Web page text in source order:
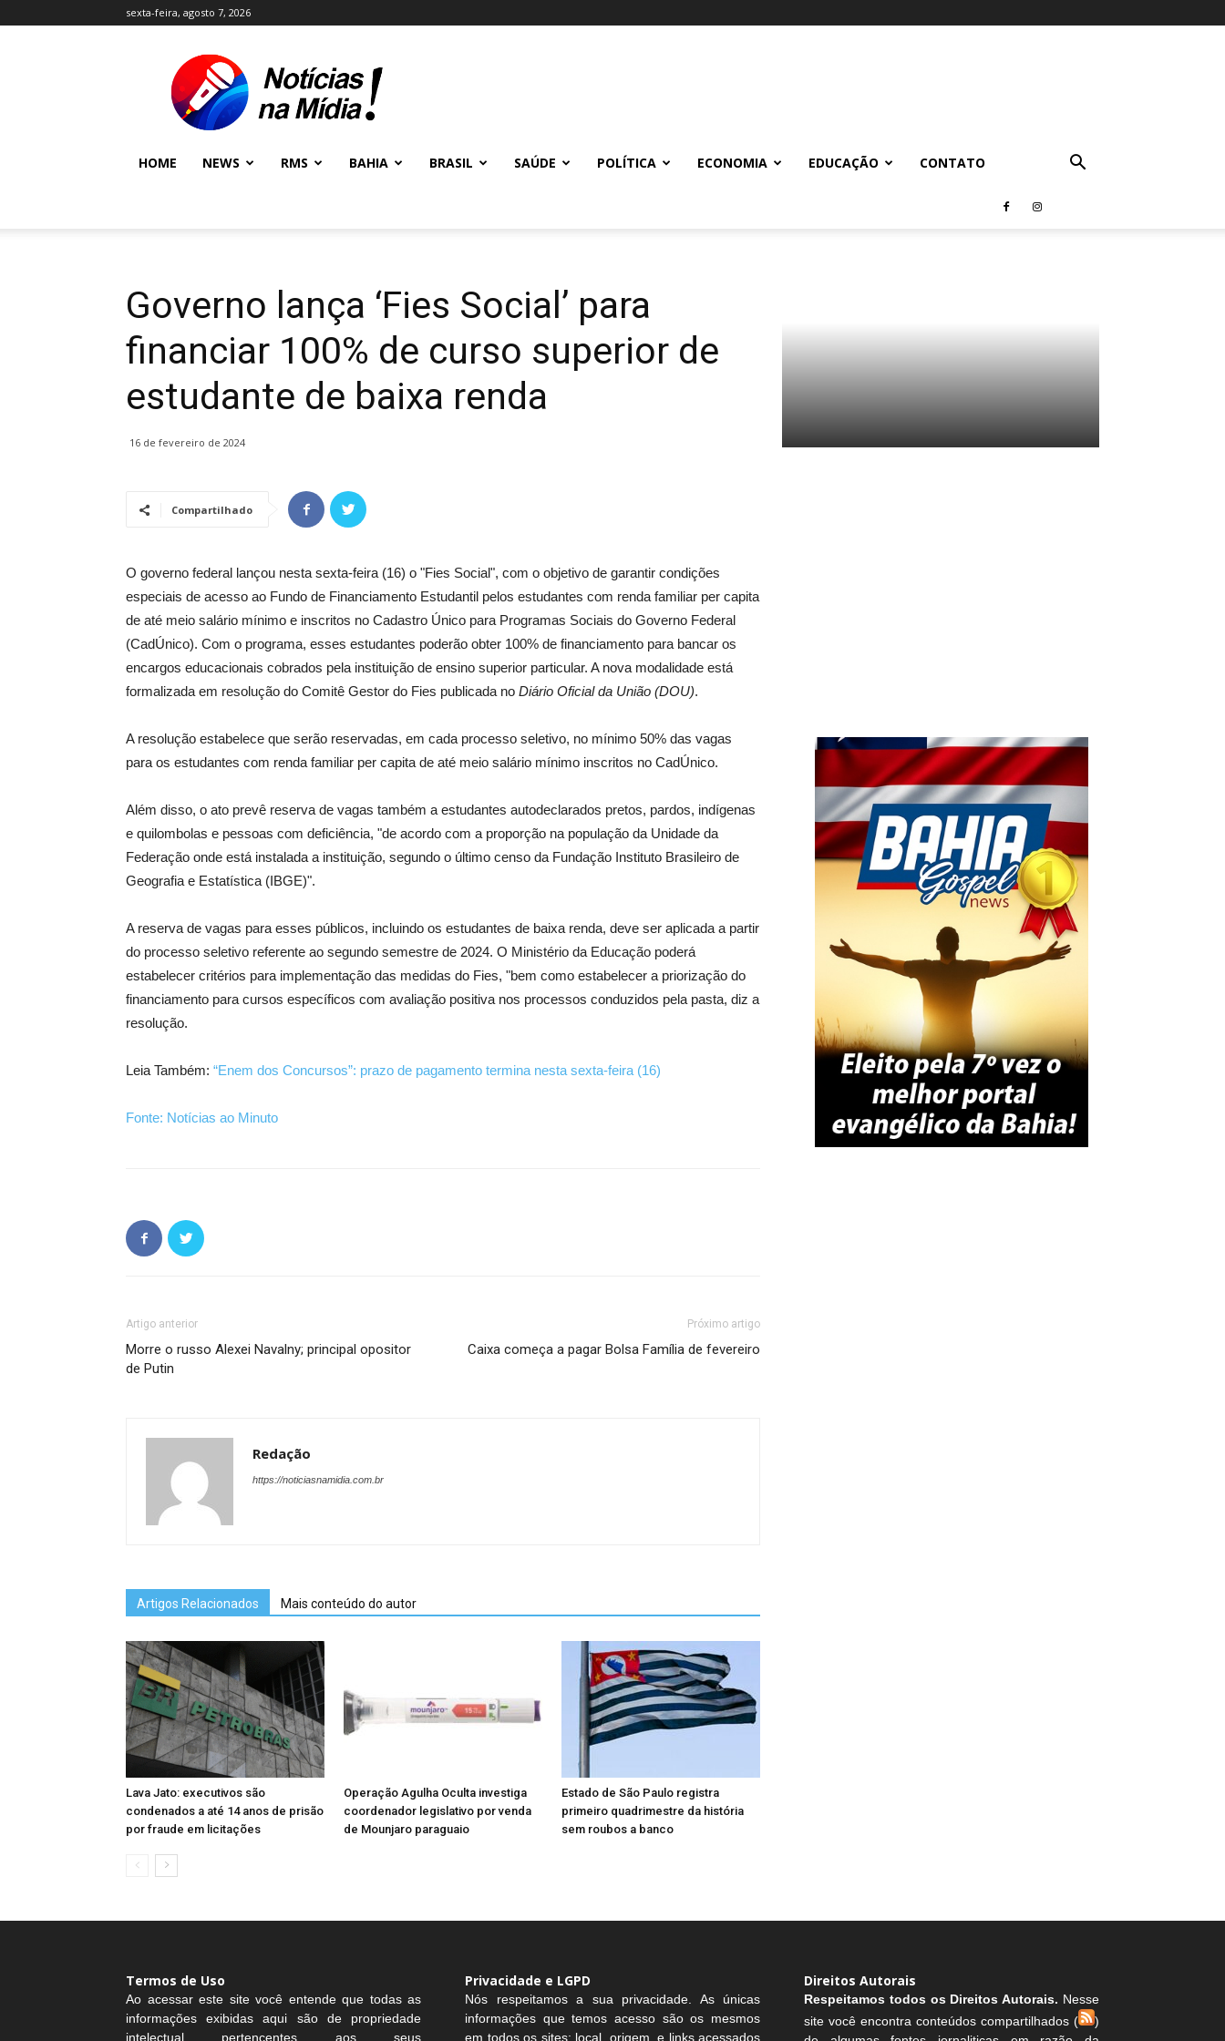
sexta-feira, agosto 7, 2026
NOTÍCIAS
NA
MÍDIA
NEWS
HOME NEWS RMS BAHIA BRASIL SAÚDE POLÍTICA ECONOMIA EDUCAÇÃO CONTATO
Governo lança ‘Fies Social’ para
financiar 100% de curso superior de
estudante de baixa renda
16 de fevereiro de 2024
Compartilhado
O governo federal lançou nesta sexta-feira (16) o "Fies Social", com o objetivo de garantir condições
especiais de acesso ao Fundo de Financiamento Estudantil pelos estudantes com renda familiar per capita
de até meio salário mínimo e inscritos no Cadastro Único para Programas Sociais do Governo Federal
(CadÚnico). Com o programa, esses estudantes poderão obter 100% de financiamento para bancar os
encargos educacionais cobrados pela instituição de ensino superior particular. A nova modalidade está
formalizada em resolução do Comitê Gestor do Fies publicada no Diário Oficial da União (DOU).
A resolução estabelece que serão reservadas, em cada processo seletivo, no mínimo 50% das vagas
para os estudantes com renda familiar per capita de até meio salário mínimo inscritos no CadÚnico.
Além disso, o ato prevê reserva de vagas também a estudantes autodeclarados pretos, pardos, indígenas
e quilombolas e pessoas com deficiência, "de acordo com a proporção na população da Unidade da
Federação onde está instalada a instituição, segundo o último censo da Fundação Instituto Brasileiro de
Geografia e Estatística (IBGE)".
A reserva de vagas para esses públicos, incluindo os estudantes de baixa renda, deve ser aplicada a partir
do processo seletivo referente ao segundo semestre de 2024. O Ministério da Educação poderá
estabelecer critérios para implementação das medidas do Fies, "bem como estabelecer a priorização do
financiamento para cursos específicos com avaliação positiva nos processos conduzidos pela pasta, diz a
resolução.
Leia Também: “Enem dos Concursos”: prazo de pagamento termina nesta sexta-feira (16)
Fonte: Notícias ao Minuto
Artigo anterior
Morre o russo Alexei Navalny; principal opositor
de Putin
Próximo artigo
Caixa começa a pagar Bolsa Família de fevereiro
Redação
https://noticiasnamidia.com.br
Artigos Relacionados Mais conteúdo do autor
Lava Jato: executivos são
condenados a até 14 anos de prisão
por fraude em licitações
Operação Agulha Oculta investiga
coordenador legislativo por venda
de Mounjaro paraguaio
Estado de São Paulo registra
primeiro quadrimestre da história
sem roubos a banco
Termos de Uso
Ao acessar este site você entende que todas as
informações exibidas aqui são de propriedade
intelectual pertencentes aos seus
Privacidade e LGPD
Nós respeitamos a sua privacidade. As únicas
informações que temos acesso são os mesmos
em todos os sites: local, origem, e links acessados
Direitos Autorais
Respeitamos todos os Direitos Autorais. Nesse
site você encontra conteúdos compartilhados (
)